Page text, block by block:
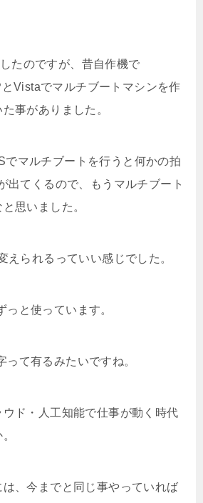
たのですが、昔自作機で
Vistaでマルチブートマシンを作
事がありました。
マルチブートを行うと何かの拍
出てくるので、もうマルチブート
思いました。
えられるっていい感じでした。
と使っています。
て有るみたいですね。
ド・人工知能で仕事が動く時代
、今までと同じ事やっていれば